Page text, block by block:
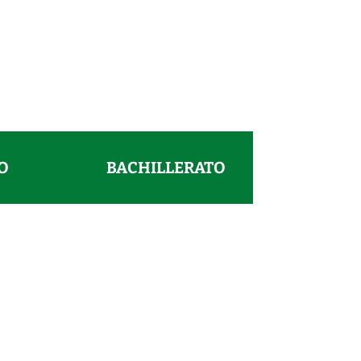
BACHILLERATO